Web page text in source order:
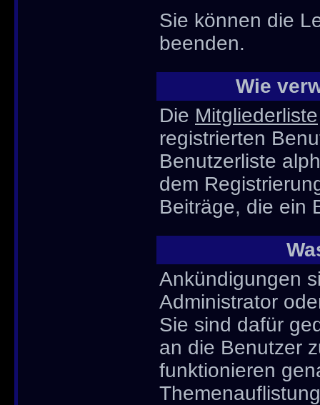
Sie können die
beenden.
Wie
Die Mitgliederliste
registrierten
Benutzerliste
dem
Beiträge, die ein
Ankündigungen
Administrator
Sie sind dafür
an die Benutzer
funktionieren